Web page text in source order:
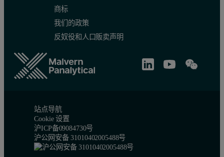
商标
我们的政策
反奴役和人口贩卖声明
站点导航
Cookie 设置
沪ICP备09084730号
沪公网安备 31010402005488号